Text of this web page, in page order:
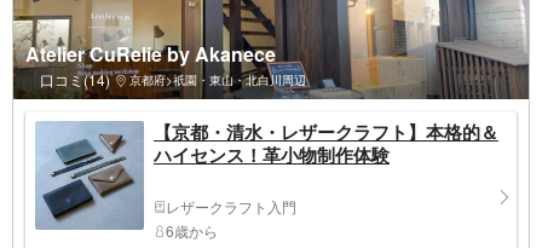
Atelier CuRelie by Akanece
口コミ(14) 京都府>祇園・東山・北白川周辺
【京都・清水・レザークラフト】本格的＆
ハイセンス！革小物制作体験
レザークラフト入門
6歳から